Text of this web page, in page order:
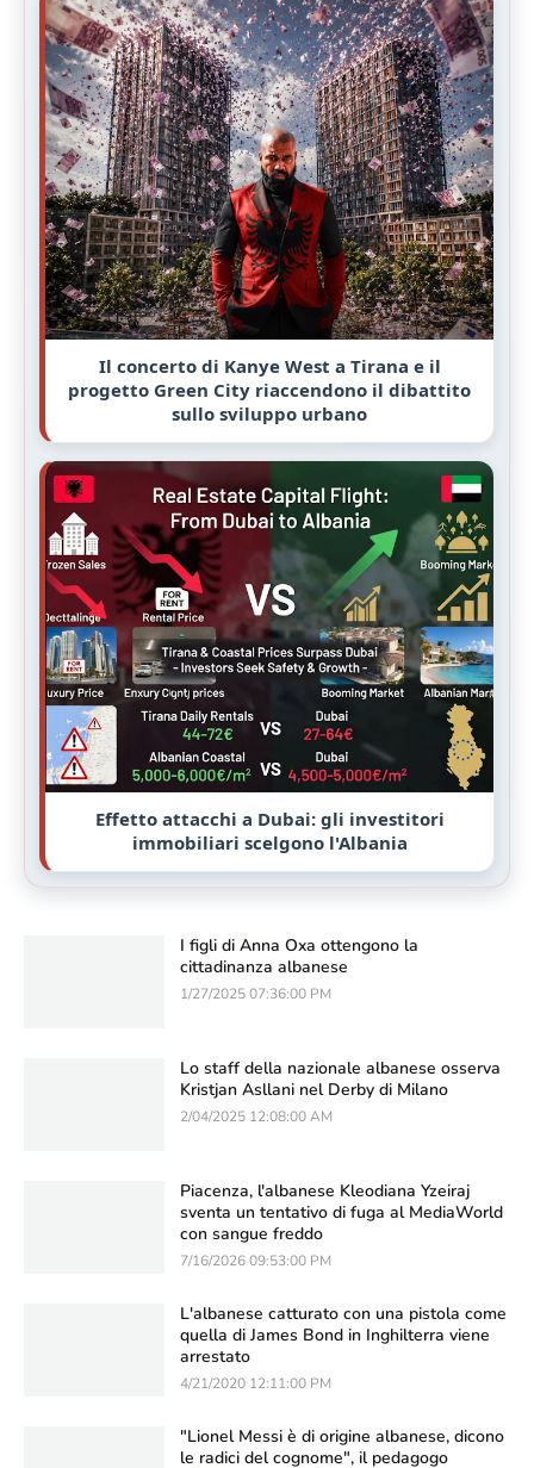
Il concerto di Kanye West a Tirana e il
progetto Green City riaccendono il dibattito
sullo sviluppo urbano
Effetto attacchi a Dubai: gli investitori
immobiliari scelgono l'Albania
I figli di Anna Oxa ottengono la
cittadinanza albanese
1/27/2025 07:36:00 PM
Lo staff della nazionale albanese osserva
Kristjan Asllani nel Derby di Milano
2/04/2025 12:08:00 AM
Piacenza, l'albanese Kleodiana Yzeiraj
sventa un tentativo di fuga al MediaWorld
con sangue freddo
7/16/2026 09:53:00 PM
L'albanese catturato con una pistola come
quella di James Bond in Inghilterra viene
arrestato
4/21/2020 12:11:00 PM
"Lionel Messi è di origine albanese, dicono
le radici del cognome", il pedagogo